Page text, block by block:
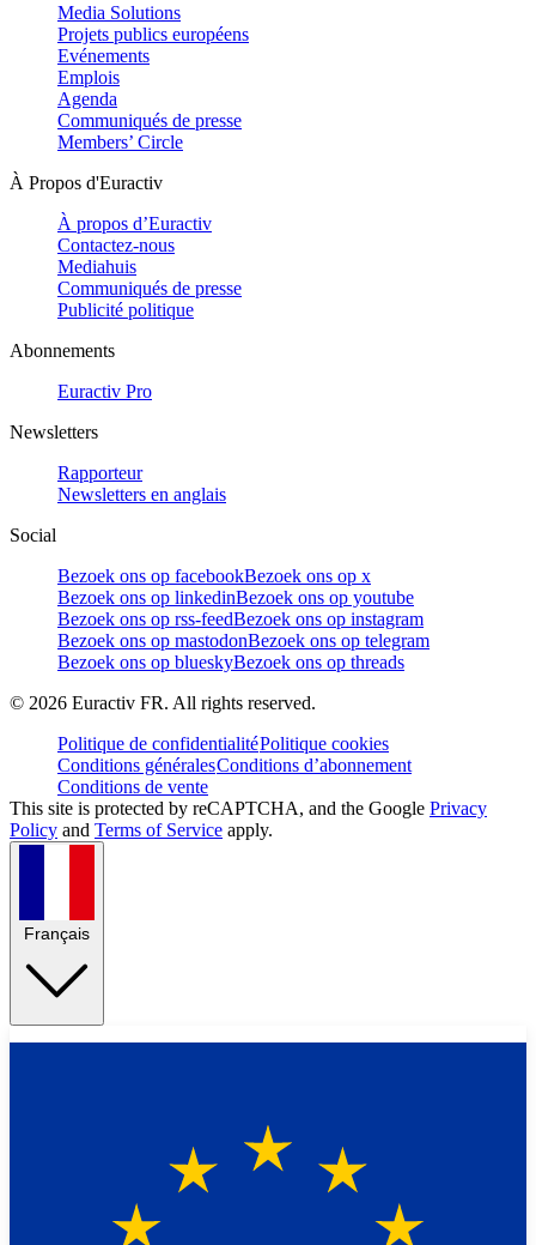
Media Solutions
Projets publics européens
Evénements
Emplois
Agenda
Communiqués de presse
Members’ Circle
À Propos d'Euractiv
À propos d’Euractiv
Contactez-nous
Mediahuis
Communiqués de presse
Publicité politique
Abonnements
Euractiv Pro
Newsletters
Rapporteur
Newsletters en anglais
Social
Bezoek ons op facebookBezoek ons op x
Bezoek ons op linkedinBezoek ons op youtube
Bezoek ons op rss-feedBezoek ons op instagram
Bezoek ons op mastodonBezoek ons op telegram
Bezoek ons op blueskyBezoek ons op threads
© 2026 Euractiv FR. All rights reserved.
Politique de confidentialitéPolitique cookies
Conditions généralesConditions d’abonnement
Conditions de vente
This site is protected by reCAPTCHA, and the Google Privacy
Policy and Terms of Service apply.
Français